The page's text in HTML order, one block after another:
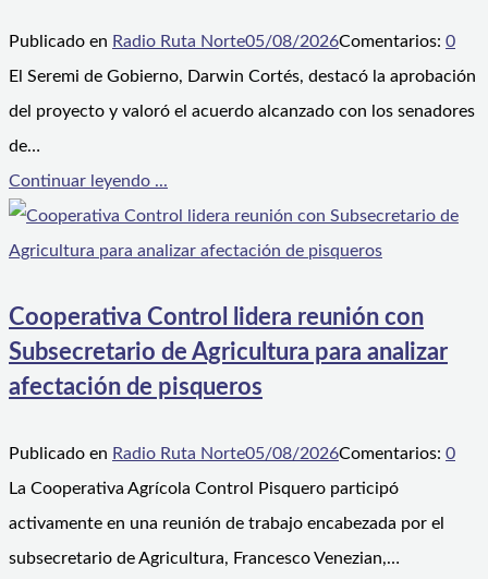
Publicado en Radio Ruta Norte05/08/2026Comentarios: 0
El Seremi de Gobierno, Darwin Cortés, destacó la aprobación
del proyecto y valoró el acuerdo alcanzado con los senadores
de…
Continuar leyendo ...
Cooperativa Control lidera reunión con
Subsecretario de Agricultura para analizar
afectación de pisqueros
Publicado en Radio Ruta Norte05/08/2026Comentarios: 0
La Cooperativa Agrícola Control Pisquero participó
activamente en una reunión de trabajo encabezada por el
subsecretario de Agricultura, Francesco Venezian,…